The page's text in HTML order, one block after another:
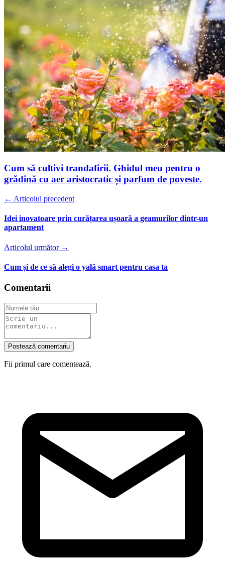
Cum să cultivi trandafirii. Ghidul meu pentru o
grădină cu aer aristocratic și parfum de poveste.
← Articolul precedent
Idei inovatoare prin curățarea ușoară a geamurilor dintr-un
apartament
Articolul următor →
Cum și de ce să alegi o yală smart pentru casa ta
Comentarii
Postează comentariu
Fii primul care comentează.